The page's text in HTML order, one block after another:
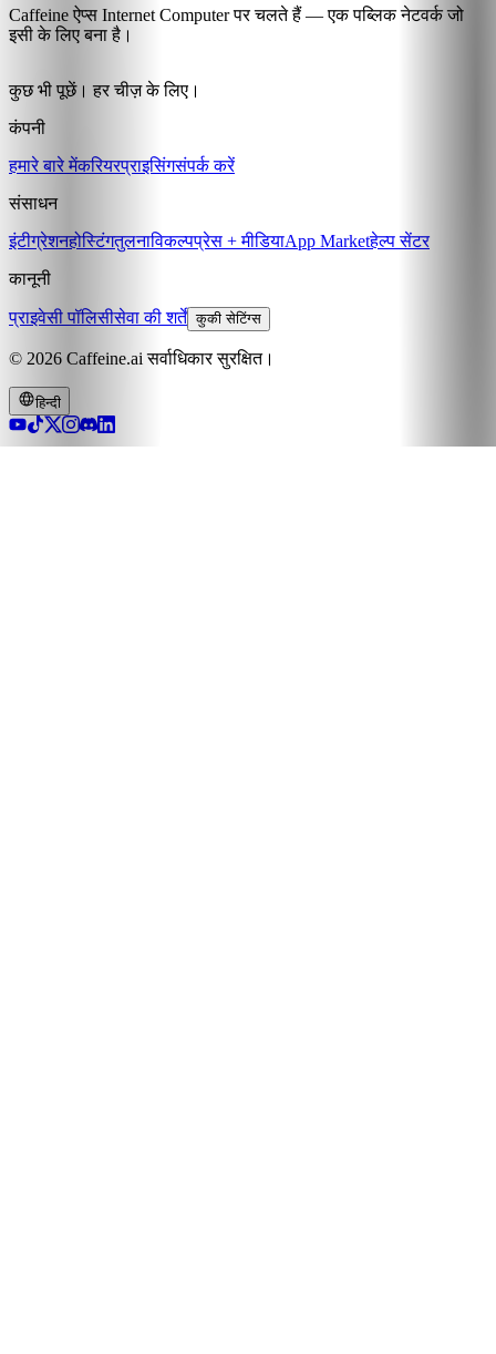
Caffeine ऐप्स Internet Computer पर चलते हैं — एक पब्लिक नेटवर्क जो
इसी के लिए बना है।
कुछ भी पूछें। हर चीज़ के लिए।
कंपनी
हमारे बारे मेंकरियरप्राइसिंगसंपर्क करें
संसाधन
इंटीग्रेशनहोस्टिंगतुलनाविकल्पप्रेस + मीडियाApp Marketहेल्प सेंटर
कानूनी
प्राइवेसी पॉलिसीसेवा की शर्तें कुकी सेटिंग्स
© 2026 Caffeine.ai सर्वाधिकार सुरक्षित।
हिन्दी